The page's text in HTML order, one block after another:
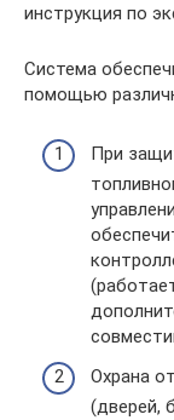
инструкция по
Система
помощью
При
Охрана
(дверей,